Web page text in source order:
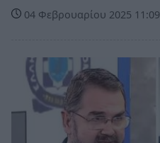
04 Φεβρουαρίου 2025 11:09